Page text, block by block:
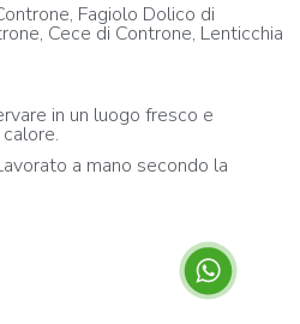
Fagiolo Dolico di
Cece di Controne, Lenticchia
in un luogo fresco e
a mano secondo la